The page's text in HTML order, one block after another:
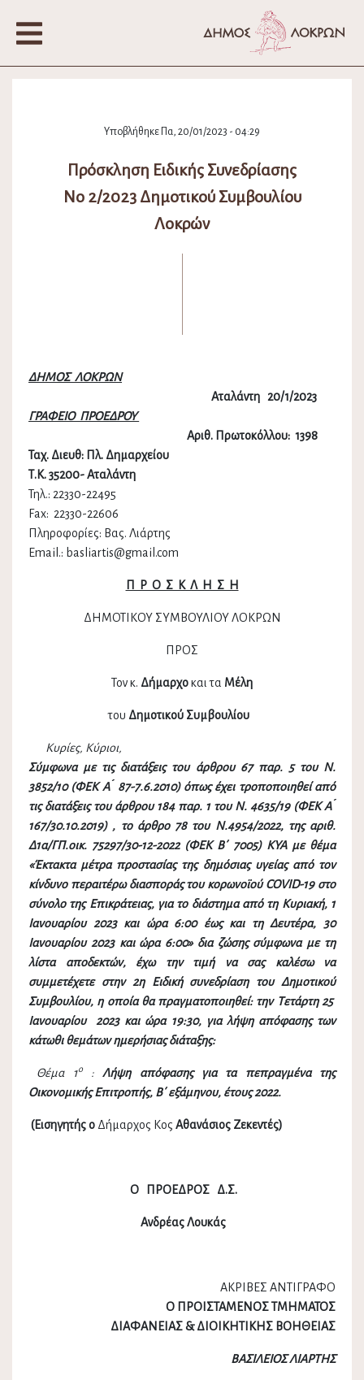
Υποβλήθηκε Πα, 20/01/2023 - 04:29
Πρόσκληση Ειδικής Συνεδρίασης
Νο 2/2023 Δημοτικού Συμβουλίου
Λοκρών
ΔΗΜΟΣ ΛΟΚΡΩΝ
Αταλάντη 20/1/2023
ΓΡΑΦΕΙΟ ΠΡΟΕΔΡΟΥ
Αριθ. Πρωτοκόλλου: 1398
Ταχ. Διευθ: Πλ. Δημαρχείου
Τ.Κ. 35200- Αταλάντη
Τηλ.: 22330-22495
Fax: 22330-22606
Πληροφορίες: Βας. Λιάρτης
Email.: basliartis@gmail.com
Π Ρ Ο Σ Κ Λ Η Σ Η
ΔΗΜΟΤΙΚΟΥ ΣΥΜΒΟΥΛΙΟΥ ΛΟΚΡΩΝ
ΠΡΟΣ
Τον κ. Δήμαρχοκαι τα Μέλη
του Δημοτικού Συμβουλίου
Κυρίες, Κύριοι,
Σύμφωνα με τις διατάξεις του άρθρου 67 παρ. 5 του Ν.
3852/10 (ΦΕΚ Α ́ 87-7.6.2010) όπως έχει τροποποιηθεί από
τις διατάξεις του άρθρου 184 παρ. 1 του Ν. 4635/19 (ΦΕΚ Α ́
167/30.10.2019) , το άρθρο 78 του Ν.4954/2022, της αριθ.
Δ1α/ΓΠ.οικ. 75297/30-12-2022 (ΦΕΚ Β΄ 7005) ΚΥΑ με θέμα
«Έκτακτα μέτρα προστασίας της δημόσιας υγείας από τον
κίνδυνο περαιτέρω διασποράς του κορωνοϊού COVID-19 στο
σύνολο της Επικράτειας, για το διάστημα από τη Κυριακή, 1
Ιανουαρίου 2023 και ώρα 6:00 έως και τη Δευτέρα, 30
Ιανουαρίου 2023 και ώρα 6:00» δια ζώσης σύμφωνα με τη
λίστα αποδεκτών, έχω την τιμή να σας καλέσω να
συμμετέχετε στην 2η Ειδική συνεδρίαση του Δημοτικού
Συμβουλίου, η οποία θα πραγματοποιηθεί: την Τετάρτη 25
Ιανουαρίου 2023και ώρα 19:30, για λήψη απόφασης των
κάτωθι θεμάτων ημερήσιας διάταξης:
Θέμα 1ο: Λήψη απόφασης για τα πεπραγμένα της
Οικονομικής Επιτροπής, Β΄ εξάμηνου, έτους 2022.
(Εισηγητής ο Δήμαρχος Κος Αθανάσιος Ζεκεντές)
Ο ΠΡΟΕΔΡΟΣ Δ.Σ.
Ανδρέας Λουκάς
ΑΚΡΙΒΕΣ ΑΝΤΙΓΡΑΦΟ
Ο ΠΡΟΙΣΤΑΜΕΝΟΣ ΤΜΗΜΑΤΟΣ
ΔΙΑΦΑΝΕΙΑΣ & ΔΙΟΙΚΗΤΙΚΗΣ ΒΟΗΘΕΙΑΣ
ΒΑΣΙΛΕΙΟΣ ΛΙΑΡΤΗΣ